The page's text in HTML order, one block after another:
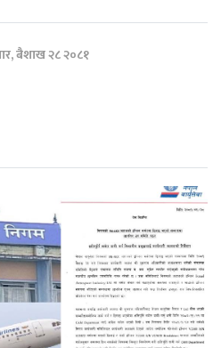
बैशाख २८ २०८१